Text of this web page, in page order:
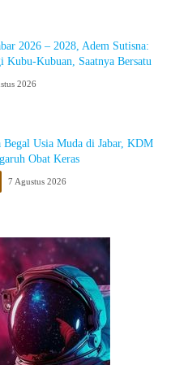
2026 – 2028, Adem Sutisna:
Kubu-Kubuan, Saatnya Bersatu
2026
Begal Usia Muda di Jabar, KDM
Obat Keras
7 Agustus 2026